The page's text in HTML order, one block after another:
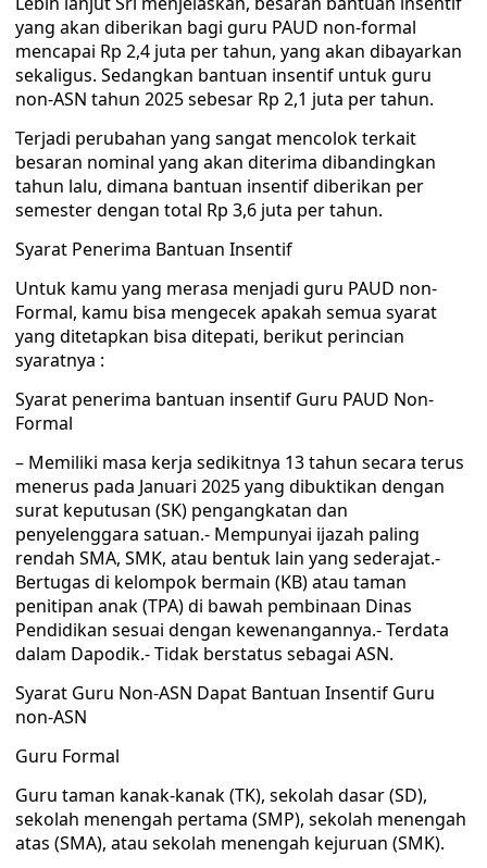
yang akan diberikan bagi guru PAUD non-formal
mencapai Rp 2,4 juta per tahun, yang akan dibayarkan
sekaligus. Sedangkan bantuan insentif untuk guru
non-ASN tahun 2025 sebesar Rp 2,1 juta per tahun.
Terjadi perubahan yang sangat mencolok terkait
besaran nominal yang akan diterima dibandingkan
tahun lalu, dimana bantuan insentif diberikan per
semester dengan total Rp 3,6 juta per tahun.
Syarat Penerima Bantuan Insentif
Untuk kamu yang merasa menjadi guru PAUD non-
Formal, kamu bisa mengecek apakah semua syarat
yang ditetapkan bisa ditepati, berikut perincian
syaratnya :
Syarat penerima bantuan insentif Guru PAUD Non-
Formal
– Memiliki masa kerja sedikitnya 13 tahun secara terus
menerus pada Januari 2025 yang dibuktikan dengan
surat keputusan (SK) pengangkatan dan
penyelenggara satuan.- Mempunyai ijazah paling
rendah SMA, SMK, atau bentuk lain yang sederajat.-
Bertugas di kelompok bermain (KB) atau taman
penitipan anak (TPA) di bawah pembinaan Dinas
Pendidikan sesuai dengan kewenangannya.- Terdata
dalam Dapodik.- Tidak berstatus sebagai ASN.
Syarat Guru Non-ASN Dapat Bantuan Insentif Guru
non-ASN
Guru Formal
Guru taman kanak-kanak (TK), sekolah dasar (SD),
sekolah menengah pertama (SMP), sekolah menengah
atas (SMA), atau sekolah menengah kejuruan (SMK).